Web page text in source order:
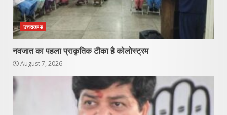
उत्तराखण्ड
नवजात का पहला प्राकृतिक टीका है कोलोस्ट्रम
August 7, 2026